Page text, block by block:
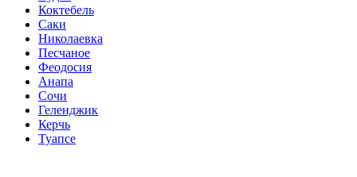
Коктебель
Саки
Николаевка
Песчаное
Феодосия
Анапа
Сочи
Геленджик
Керчь
Туапсе